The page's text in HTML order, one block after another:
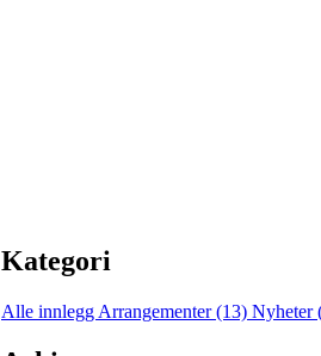
Kategori
Alle innlegg Arrangementer (13) Nyheter